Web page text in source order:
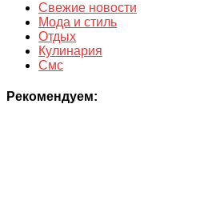
Свежие новости
Мода и стиль
Отдых
Кулинария
Смс
Рекомендуем: